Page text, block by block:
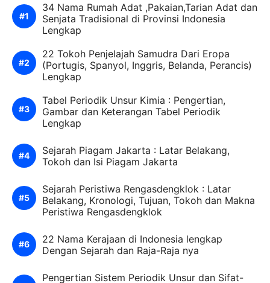
34 Nama Rumah Adat ,Pakaian,Tarian Adat dan
Senjata Tradisional di Provinsi Indonesia
Lengkap
22 Tokoh Penjelajah Samudra Dari Eropa
(Portugis, Spanyol, Inggris, Belanda, Perancis)
Lengkap
Tabel Periodik Unsur Kimia : Pengertian,
Gambar dan Keterangan Tabel Periodik
Lengkap
Sejarah Piagam Jakarta : Latar Belakang,
Tokoh dan Isi Piagam Jakarta
Sejarah Peristiwa Rengasdengklok : Latar
Belakang, Kronologi, Tujuan, Tokoh dan Makna
Peristiwa Rengasdengklok
22 Nama Kerajaan di Indonesia lengkap
Dengan Sejarah dan Raja-Raja nya
Pengertian Sistem Periodik Unsur dan Sifat-